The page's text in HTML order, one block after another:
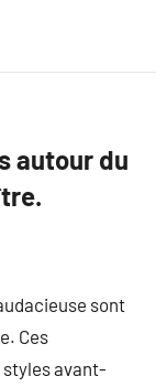
autour du
sont
Ces
avant-